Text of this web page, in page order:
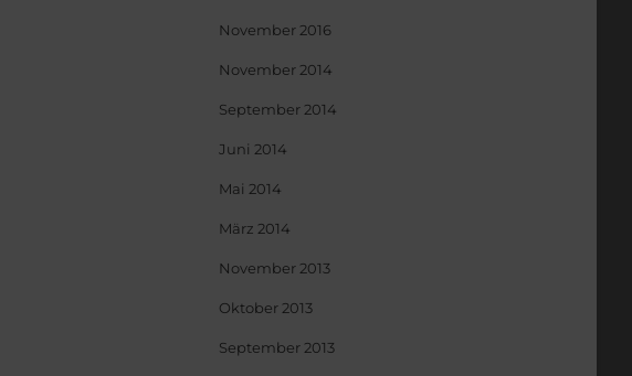
November 2016
November 2014
September 2014
Juni 2014
Mai 2014
März 2014
November 2013
Oktober 2013
September 2013